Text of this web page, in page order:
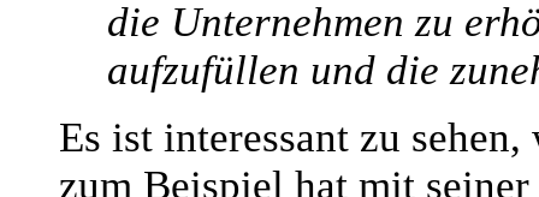
die Unternehmen zu
aufzufüllen und die
Es ist interessant zu
zum Beispiel hat mit